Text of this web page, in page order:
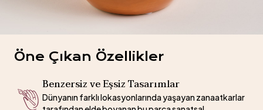
Öne Çıkan Özellikler
Benzersiz ve Eşsiz Tasarımlar
Dünyanın farklı lokasyonlarında yaşayan zanaatkarlar